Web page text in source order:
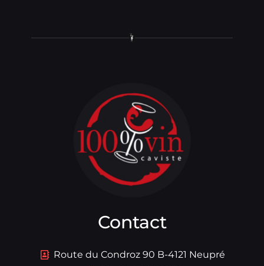
Contact
Route du Condroz 90 B-4121 Neupré